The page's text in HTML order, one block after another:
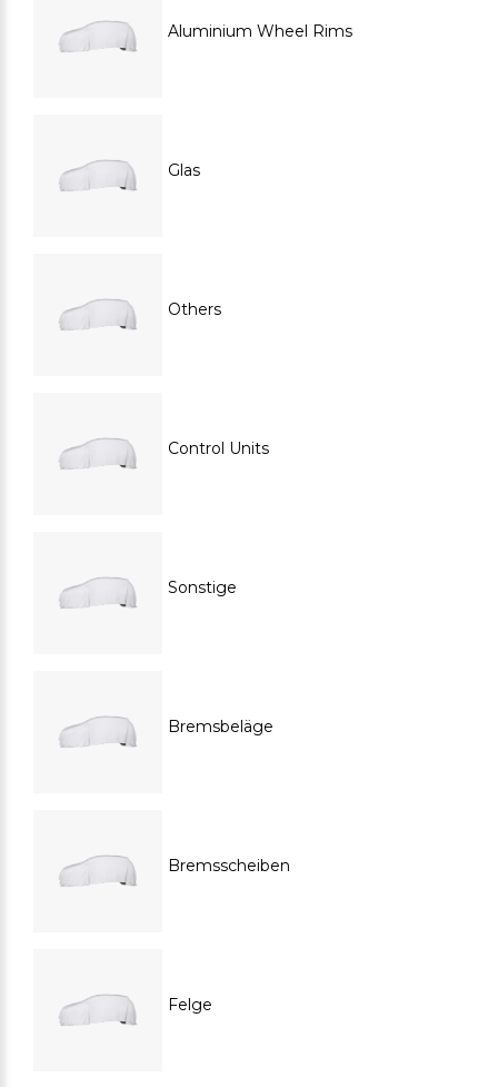
Aluminium Wheel Rims
Glas
Others
Control Units
Sonstige
Bremsbeläge
Bremsscheiben
Felge